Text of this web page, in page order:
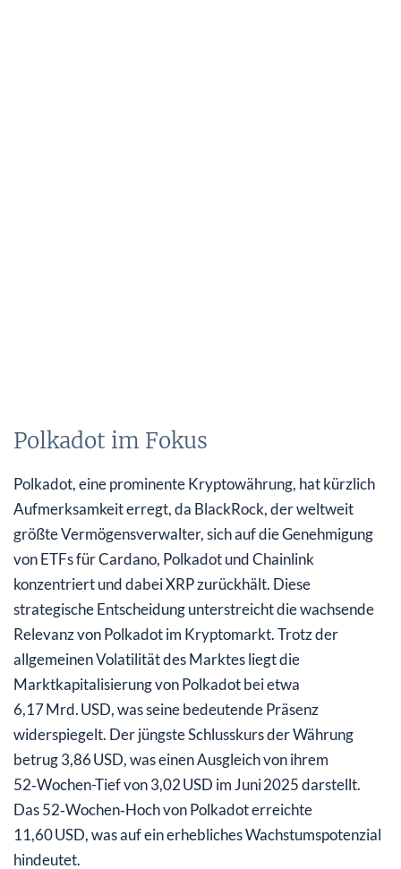
Polkadot im Fokus
Polkadot, eine prominente Kryptowährung, hat kürzlich
Aufmerksamkeit erregt, da BlackRock, der weltweit
größte Vermögensverwalter, sich auf die Genehmigung
von ETFs für Cardano, Polkadot und Chainlink
konzentriert und dabei XRP zurückhält. Diese
strategische Entscheidung unterstreicht die wachsende
Relevanz von Polkadot im Kryptomarkt. Trotz der
allgemeinen Volatilität des Marktes liegt die
Marktkapitalisierung von Polkadot bei etwa
6,17 Mrd. USD, was seine bedeutende Präsenz
widerspiegelt. Der jüngste Schlusskurs der Währung
betrug 3,86 USD, was einen Ausgleich von ihrem
52‑Wochen-Tief von 3,02 USD im Juni 2025 darstellt.
Das 52‑Wochen‑Hoch von Polkadot erreichte
11,60 USD, was auf ein erhebliches Wachstumspotenzial
hindeutet.